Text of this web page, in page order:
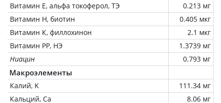
Витамин Е, альфа токоферол, ТЭ
0.213 мг
Витамин Н, биотин
0.405 мкг
Витамин К, филлохинон
2.1 мкг
Витамин РР, НЭ
1.3739 мг
Ниацин
0.793 мг
Макроэлементы
Калий, K
111.34 мг
Кальций, Ca
8.06 мг